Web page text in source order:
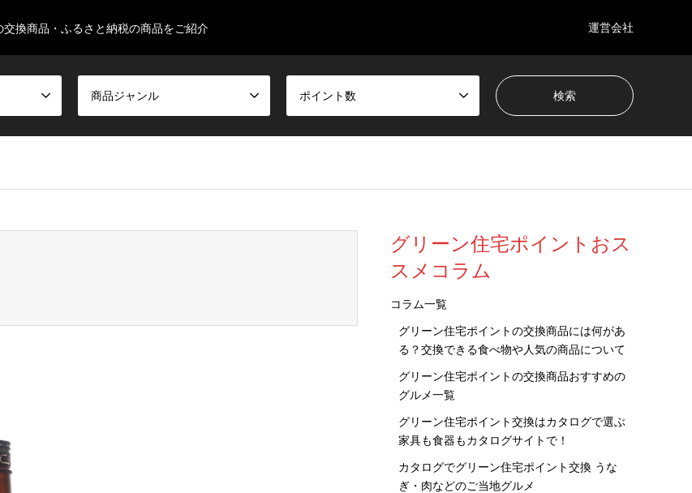
換商品・ふるさと納税の商品をご紹介 運営会社
商品ジャンル ポイント数
グリーン住宅ポイントおス
スメコラム
コラム一覧
グリーン住宅ポイントの交換商品には何があ
る？交換できる食べ物や人気の商品について
グリーン住宅ポイントの交換商品おすすめの
グルメ一覧
グリーン住宅ポイント交換はカタログで選ぶ
家具も食器もカタログサイトで！
カタログでグリーン住宅ポイント交換 うな
ぎ・肉などのご当地グルメ